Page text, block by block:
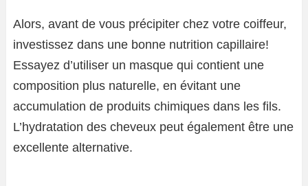
Alors, avant de vous précipiter chez votre coiffeur,
investissez dans une bonne nutrition capillaire!
Essayez d’utiliser un masque qui contient une
composition plus naturelle, en évitant une
accumulation de produits chimiques dans les fils.
L’hydratation des cheveux peut également être une
excellente alternative.